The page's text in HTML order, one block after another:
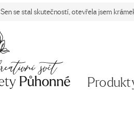
Sen se stal skutečností, otevřela jsem